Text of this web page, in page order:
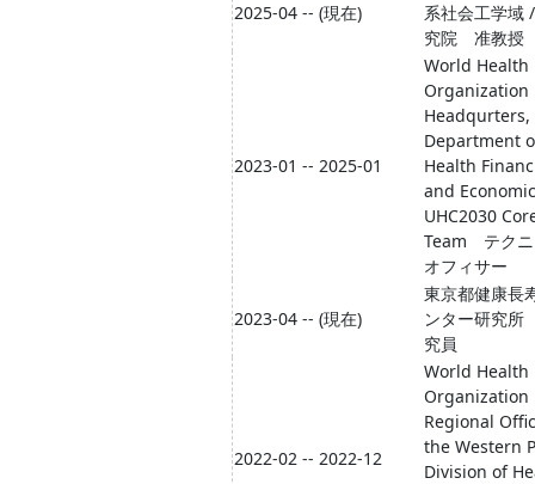
2025-04 -- (現在)
系社会工学域
究院 准教授
2023-01 -- 2025-01
World Health
Organization
Headqurters,
Department
Health
and
UHC2030
Team テクニ
オフィサー
2023-04 -- (現在)
東京都健康長
ンター研究
究員
2022-02 -- 2022-12
World Health
Organization
Regional
the Western
Division of